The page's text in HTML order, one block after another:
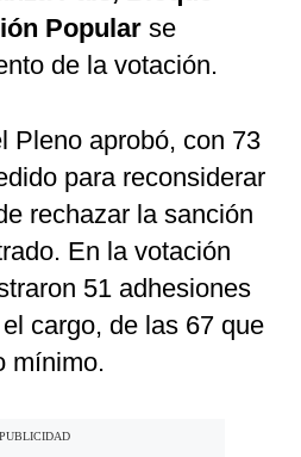
Popular se
de la votación.
Pleno aprobó, con 73
para reconsiderar
rechazar la sanción
En la votación
51 adhesiones
cargo, de las 67 que
mínimo.